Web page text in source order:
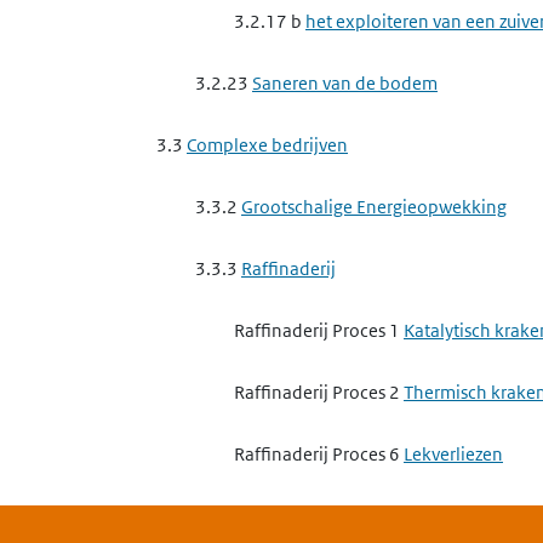
3.2.17 b het exploiteren van een
3.2.23 Saneren van de bodem
3.3 Complexe bedrijven
3.3.2 Grootschalige Energieopwekking
3.3.3 Raffinaderij
Raffinaderij Proces 1 Katalytisch
Raffinaderij Proces 2 Thermisch
Raffinaderij Proces 6 Lekverliezen